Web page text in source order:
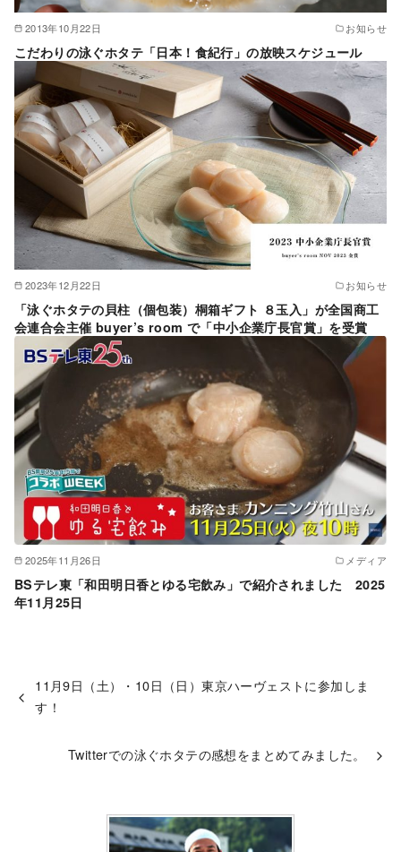
2013年10月22日 お知らせ
こだわりの泳ぐホタテ「日本！食紀行」の放映スケジュール
2023年12月22日 お知らせ
「泳ぐホタテの貝柱（個包装）桐箱ギフト ８玉入」が全国商工
会連合会主催 buyer’s room で「中小企業庁長官賞」を受賞
2025年11月26日 メディア
BSテレ東「和田明日香とゆる宅飲み」で紹介されました 2025
年11月25日
11月9日（土）・10日（日）東京ハーヴェストに参加しま
す！
Twitterでの泳ぐホタテの感想をまとめてみました。